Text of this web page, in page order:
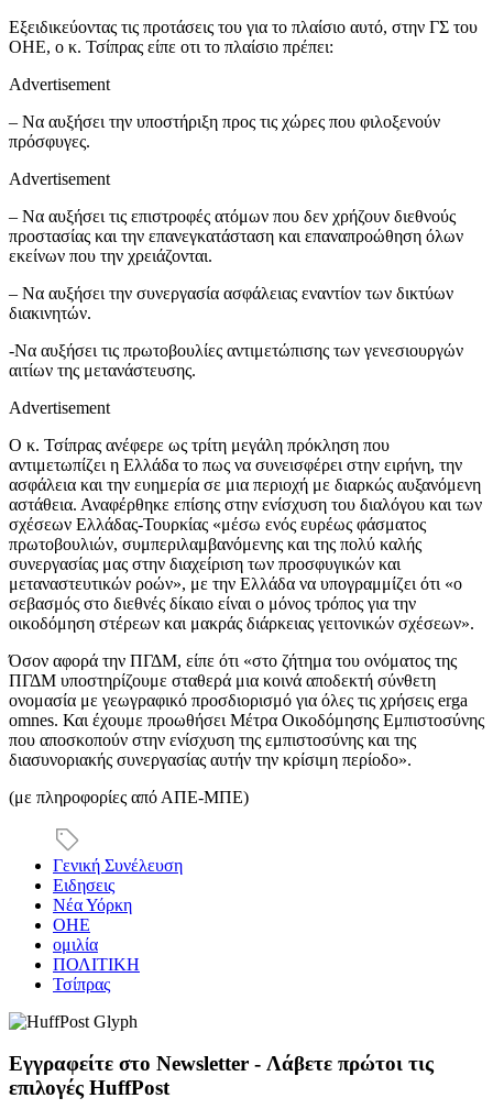
Εξειδικεύοντας τις προτάσεις του για το πλαίσιο αυτό, στην ΓΣ του
ΟΗΕ, ο κ. Τσίπρας είπε οτι το πλαίσιο πρέπει:
Advertisement
– Να αυξήσει την υποστήριξη προς τις χώρες που φιλοξενούν
πρόσφυγες.
Advertisement
– Να αυξήσει τις επιστροφές ατόμων που δεν χρήζουν διεθνούς
προστασίας και την επανεγκατάσταση και επαναπροώθηση όλων
εκείνων που την χρειάζονται.
– Να αυξήσει την συνεργασία ασφάλειας εναντίον των δικτύων
διακινητών.
-Να αυξήσει τις πρωτοβουλίες αντιμετώπισης των γενεσιουργών
αιτίων της μετανάστευσης.
Advertisement
Ο κ. Τσίπρας ανέφερε ως τρίτη μεγάλη πρόκληση που
αντιμετωπίζει η Ελλάδα το πως να συνεισφέρει στην ειρήνη, την
ασφάλεια και την ευημερία σε μια περιοχή με διαρκώς αυξανόμενη
αστάθεια. Αναφέρθηκε επίσης στην ενίσχυση του διαλόγου και των
σχέσεων Ελλάδας-Τουρκίας «μέσω ενός ευρέως φάσματος
πρωτοβουλιών, συμπεριλαμβανόμενης και της πολύ καλής
συνεργασίας μας στην διαχείριση των προσφυγικών και
μεταναστευτικών ροών», με την Ελλάδα να υπογραμμίζει ότι «ο
σεβασμός στο διεθνές δίκαιο είναι ο μόνος τρόπος για την
οικοδόμηση στέρεων και μακράς διάρκειας γειτονικών σχέσεων».
Όσον αφορά την ΠΓΔΜ, είπε ότι «στο ζήτημα του ονόματος της
ΠΓΔΜ υποστηρίζουμε σταθερά μια κοινά αποδεκτή σύνθετη
ονομασία με γεωγραφικό προσδιορισμό για όλες τις χρήσεις erga
omnes. Και έχουμε προωθήσει Μέτρα Οικοδόμησης Εμπιστοσύνης
που αποσκοπούν στην ενίσχυση της εμπιστοσύνης και της
διασυνοριακής συνεργασίας αυτήν την κρίσιμη περίοδο».
(με πληροφορίες από ΑΠΕ-ΜΠΕ)
Γενική Συνέλευση
Ειδησεις
Νέα Υόρκη
ΟΗΕ
ομιλία
ΠΟΛΙΤΙΚΗ
Τσίπρας
Εγγραφείτε στο Newsletter - Λάβετε πρώτοι τις
επιλογές HuffPost